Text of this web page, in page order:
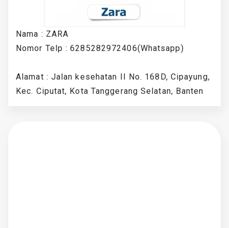
Nama : ZARA
Nomor Telp : 6285282972406(Whatsapp)
Alamat : Jalan kesehatan II No. 168D, Cipayung,
Kec. Ciputat, Kota Tanggerang Selatan, Banten